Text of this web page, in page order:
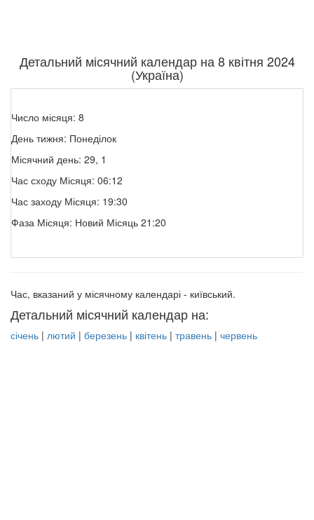
Детальний місячний календар на 8 квітня 2024
(Україна)
Число місяця: 8
День тижня: Понеділок
Місячний день: 29, 1
Час сходу Місяця: 06:12
Час заходу Місяця: 19:30
Фаза Місяця: Новий Місяць 21:20
Час, вказаний у місячному календарі - київський.
Детальний місячний календар на:
січень | лютий | березень | квітень | травень | червень